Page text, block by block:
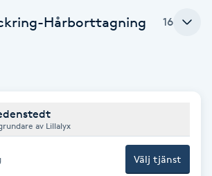
Hårborttagning 16
av Lillalyx
Välj tjänst